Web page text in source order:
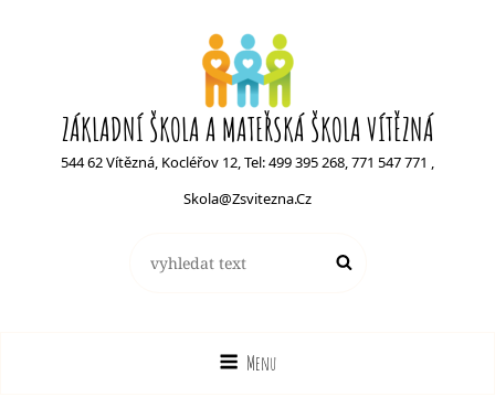
ZÁKLADNÍ ŠKOLA A MATEŘSKÁ ŠKOLA VÍTĚZNÁ
544 62 Vítězná, Kocléřov 12, Tel: 499 395 268, 771 547 771 ,
Skola@zsvitezna.cz
for:
Search
Menu